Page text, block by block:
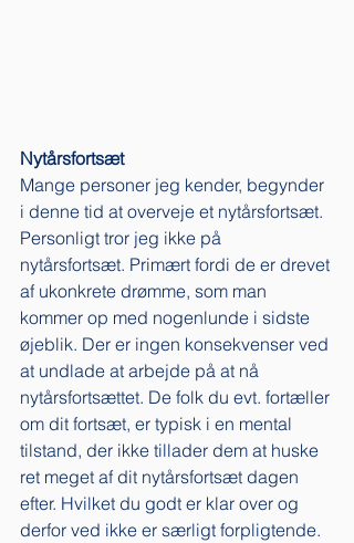
Nytårsfortsæt
Mange personer jeg kender, begynder
i denne tid at overveje et nytårsfortsæt.
Personligt tror jeg ikke på
nytårsfortsæt. Primært fordi de er drevet
af ukonkrete drømme, som man
kommer op med nogenlunde i sidste
øjeblik. Der er ingen konsekvenser ved
at undlade at arbejde på at nå
nytårsfortsættet. De folk du evt. fortæller
om dit fortsæt, er typisk i en mental
tilstand, der ikke tillader dem at huske
ret meget af dit nytårsfortsæt dagen
efter. Hvilket du godt er klar over og
derfor ved ikke er særligt forpligtende.